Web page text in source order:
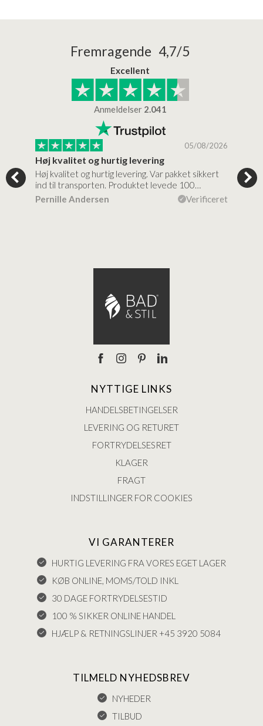
Fremragende 4,7/5
Excellent
Anmeldelser 2.041
05/08/2026
Høj kvalitet og hurtig levering
Høj kvalitet og hurtig levering. Var pakket sikkert
ind til transporten. Produktet levede 100…
Pernille Andersen
Verificeret
NYTTIGE LINKS
HANDELSBETINGELSER
LEVERING OG RETURET
FORTRYDELSESRET
KLAGER
FRAGT
INDSTILLINGER FOR COOKIES
VI GARANTERER
HURTIG LEVERING FRA VORES EGET LAGER
KØB ONLINE, MOMS/TOLD INKL
30 DAGE FORTRYDELSESTID
100 % SIKKER ONLINE HANDEL
HJÆLP & RETNINGSLINJER +45 3920 5084
TILMELD NYHEDSBREV
NYHEDER
TILBUD